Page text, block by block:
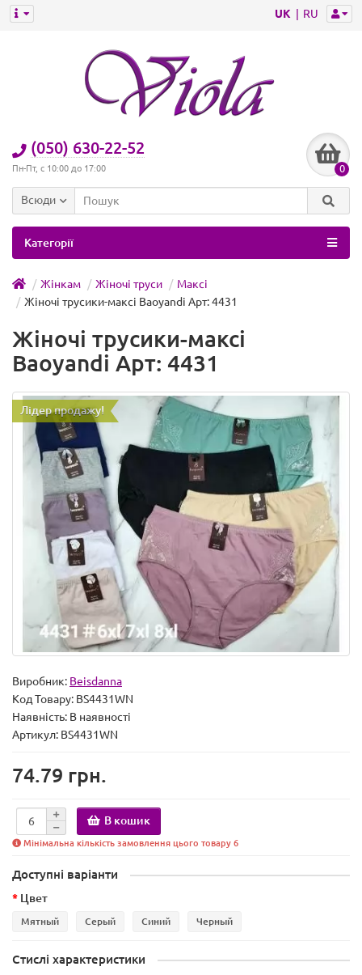
UK RU
(050) 630-22-52
Пн-Пт, с 10:00 до 17:00 0
Всюди
Категорії
Жінкам Жіночі труси
Максі
Жіночі трусики-максі Baoyandi Арт: 4431
Жіночі трусики-максі
Baoyandi Арт: 4431
Лідер продажу!
Виробник: Beisdanna
Код Товару: BS4431WN
Наявність: В наявності
Артикул: BS4431WN
74.79 грн.
В кошик
Мінімальна кількість замовлення цього товару 6
Доступні варіанти
Цвет
Мятный Серый Синий Черный
Стислі характеристики